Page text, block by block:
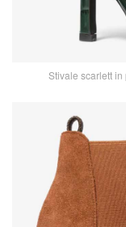
Stivale scarlett